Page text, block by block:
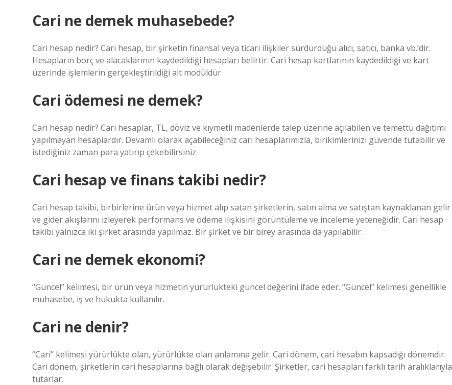
Cari ne demek muhasebede?
Cari hesap nedir? Cari hesap, bir şirketin finansal veya ticari ilişkiler sürdürdüğü alıcı, satıcı, banka vb.’dir.
Hesapların borç ve alacaklarının kaydedildiği hesapları belirtir. Cari hesap kartlarının kaydedildiği ve kart
üzerinde işlemlerin gerçekleştirildiği alt modüldür.
Cari ödemesi ne demek?
Cari hesap nedir? Cari hesaplar, TL, döviz ve kıymetli madenlerde talep üzerine açılabilen ve temettü dağıtımı
yapılmayan hesaplardır. Devamlı olarak açabileceğiniz cari hesaplarımızla, birikimlerinizi güvende tutabilir ve
istediğiniz zaman para yatırıp çekebilirsiniz.
Cari hesap ve finans takibi nedir?
Cari hesap takibi, birbirlerine ürün veya hizmet alıp satan şirketlerin, satın alma ve satıştan kaynaklanan gelir
ve gider akışlarını izleyerek performans ve ödeme ilişkisini görüntüleme ve inceleme yeteneğidir. Cari hesap
takibi yalnızca iki şirket arasında yapılmaz. Bir şirket ve bir birey arasında da yapılabilir.
Cari ne demek ekonomi?
“Güncel” kelimesi, bir ürün veya hizmetin yürürlükteki güncel değerini ifade eder. “Güncel” kelimesi genellikle
muhasebe, iş ve hukukta kullanılır.
Cari ne denir?
“Cari” kelimesi yürürlükte olan, yürürlükte olan anlamına gelir. Cari dönem, cari hesabın kapsadığı dönemdir.
Cari dönem, şirketlerin cari hesaplarına bağlı olarak değişebilir. Şirketler, cari hesapları farklı tarih aralıklarıyla
tutarlar.